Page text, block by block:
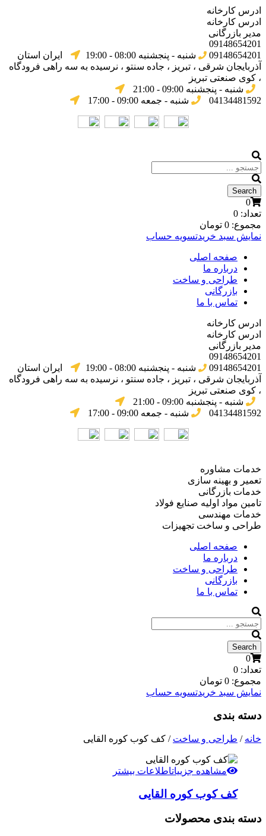
ادرس کارخانه
ادرس کارخانه
مدیر بازرگانی
09148654201
09148654201
شنبه - پنجشنبه 08:00 - 19:00
ایران استان
آذربایجان شرقی ، تبریز ، جاده سنتو ، نرسیده به سه راهی فرودگاه
، کوی صنعتی تبریز
شنبه - پنجشنبه 09:00 - 21:00
04134481592
شنبه - جمعه 09:00 - 17:00
0
تعداد: 0
مجموع: 0 تومان
نمایش سبد خریدتسویه حساب
صفحه اصلی
درباره ما
طراحی و ساخت
بازرگانی
تماس با ما
ادرس کارخانه
ادرس کارخانه
مدیر بازرگانی
09148654201
09148654201
شنبه - پنجشنبه 08:00 - 19:00
ایران استان
آذربایجان شرقی ، تبریز ، جاده سنتو ، نرسیده به سه راهی فرودگاه
، کوی صنعتی تبریز
شنبه - پنجشنبه 09:00 - 21:00
04134481592
شنبه - جمعه 09:00 - 17:00
خدمات مشاوره
تعمیر و بهینه سازی
خدمات بازرگانی
تامین مواد اولیه صنایع فولاد
خدمات مهندسی
طراحی و ساخت تجهیزات
صفحه اصلی
درباره ما
طراحی و ساخت
بازرگانی
تماس با ما
0
تعداد: 0
مجموع: 0 تومان
نمایش سبد خریدتسویه حساب
دسته بندی
خانه / طراحی و ساخت / کف کوب کوره القا‌یی
مشاهده جزییاتاطلاعات بیشتر
کف کوب کوره القا‌یی
دسته بندی محصولات